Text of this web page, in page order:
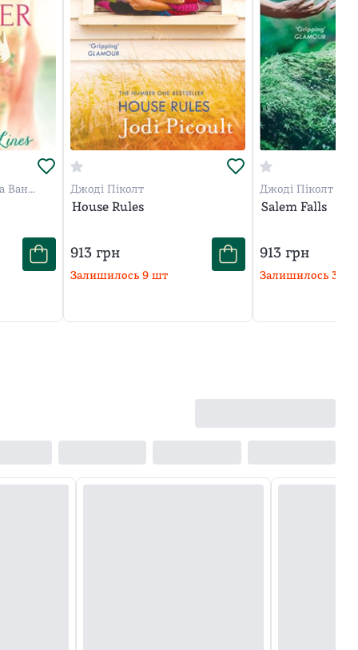
Ван Джоді Піколт
House Rules
913 грн
Залишилось9 шт
Джоді Піколт
Salem Falls
913грн
Залишилось 3